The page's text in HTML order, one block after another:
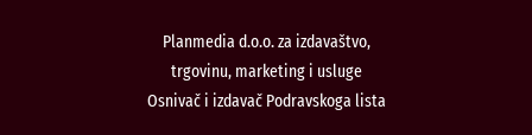
Planmedia d.o.o. za izdavaštvo,
trgovinu, marketing i usluge
Osnivač i izdavač Podravskoga lista